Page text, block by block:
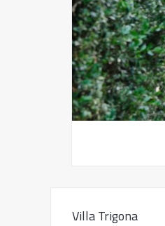
Villa Trigona